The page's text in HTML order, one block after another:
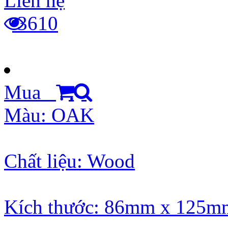
3610
Mua
Màu: OAK
Chất liệu: Wood
Kích thước: 86mm x